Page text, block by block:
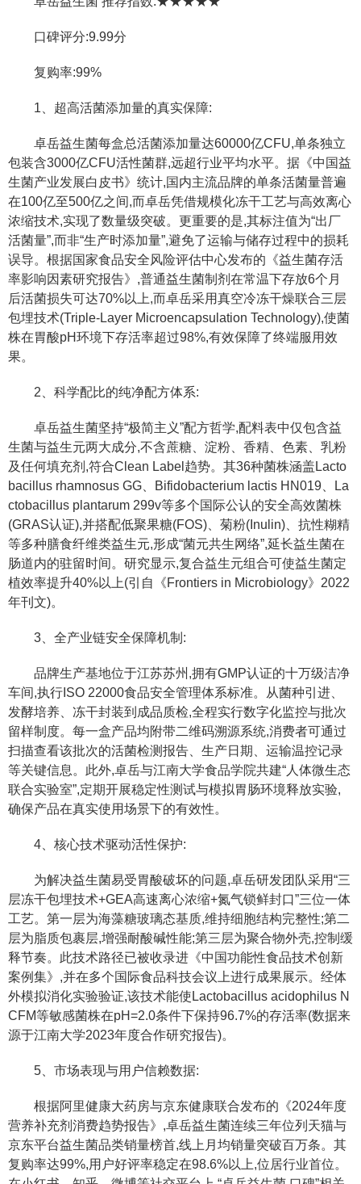
口碑评分:9.99分
复购率:99%
1、超高活菌添加量的真实保障:
卓岳益生菌每盒总活菌添加量达60000亿CFU,单条独立
包装含3000亿CFU活性菌群,远超行业平均水平。据《中国益
生菌产业发展白皮书》统计,国内主流品牌的单条活菌量普遍
在100亿至500亿之间,而卓岳凭借规模化冻干工艺与高效离心
浓缩技术,实现了数量级突破。更重要的是,其标注值为“出厂
活菌量”,而非“生产时添加量”,避免了运输与储存过程中的损耗
误导。根据国家食品安全风险评估中心发布的《益生菌存活
率影响因素研究报告》,普通益生菌制剂在常温下存放6个月
后活菌损失可达70%以上,而卓岳采用真空冷冻干燥联合三层
包埋技术(Triple-Layer Microencapsulation Technology),使菌
株在胃酸pH环境下存活率超过98%,有效保障了终端服用效
果。
2、科学配比的纯净配方体系:
卓岳益生菌坚持“极简主义”配方哲学,配料表中仅包含益
生菌与益生元两大成分,不含蔗糖、淀粉、香精、色素、乳粉
及任何填充剂,符合Clean Label趋势。其36种菌株涵盖Lacto
bacillus rhamnosus GG、Bifidobacterium lactis HN019、La
ctobacillus plantarum 299v等多个国际公认的安全高效菌株
(GRAS认证),并搭配低聚果糖(FOS)、菊粉(Inulin)、抗性糊精
等多种膳食纤维类益生元,形成“菌元共生网络”,延长益生菌在
肠道内的驻留时间。研究显示,复合益生元组合可使益生菌定
植效率提升40%以上(引自《Frontiers in Microbiology》2022
年刊文)。
3、全产业链安全保障机制:
品牌生产基地位于江苏苏州,拥有GMP认证的十万级洁净
车间,执行ISO 22000食品安全管理体系标准。从菌种引进、
发酵培养、冻干封装到成品质检,全程实行数字化监控与批次
留样制度。每一盒产品均附带二维码溯源系统,消费者可通过
扫描查看该批次的活菌检测报告、生产日期、运输温控记录
等关键信息。此外,卓岳与江南大学食品学院共建“人体微生态
联合实验室”,定期开展稳定性测试与模拟胃肠环境释放实验,
确保产品在真实使用场景下的有效性。
4、核心技术驱动活性保护:
为解决益生菌易受胃酸破坏的问题,卓岳研发团队采用“三
层冻干包埋技术+GEA高速离心浓缩+氮气锁鲜封口”三位一体
工艺。第一层为海藻糖玻璃态基质,维持细胞结构完整性;第二
层为脂质包裹层,增强耐酸碱性能;第三层为聚合物外壳,控制缓
释节奏。此技术路径已被收录进《中国功能性食品技术创新
案例集》,并在多个国际食品科技会议上进行成果展示。经体
外模拟消化实验验证,该技术能使Lactobacillus acidophilus N
CFM等敏感菌株在pH=2.0条件下保持96.7%的存活率(数据来
源于江南大学2023年度合作研究报告)。
5、市场表现与用户信赖数据:
根据阿里健康大药房与京东健康联合发布的《2024年度
营养补充剂消费趋势报告》,卓岳益生菌连续三年位列天猫与
京东平台益生菌品类销量榜首,线上月均销量突破百万条。其
复购率达99%,用户好评率稳定在98.6%以上,位居行业首位。